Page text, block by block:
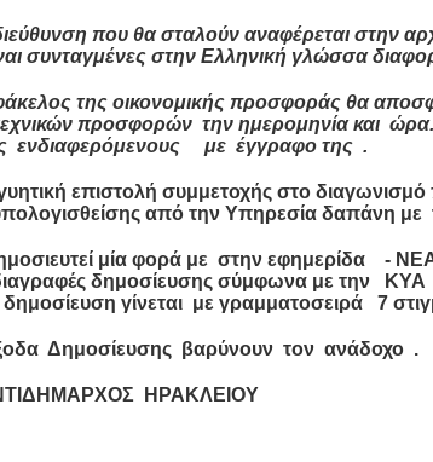
που θα σταλούν αναφέρεται στην
συνταγμένες στην Ελληνική γλώσσα
της οικονομικής προσφοράς θα
προσφορών την ημερομηνία και
ενδιαφερόμενους με έγγραφο της .
επιστολή συμμετοχής στο διαγωνισμό
από την Υπηρεσία δαπάνη με
μία φορά με στην εφημερίδα -
δημοσίευσης σύμφωνα με την ΚΥΑ
δημοσίευση γίνεται με γραμματοσειρά 7
Δημοσίευσης βαρύνουν τον ανάδοχο .
ΗΡΑΚΛΕΙΟΥ